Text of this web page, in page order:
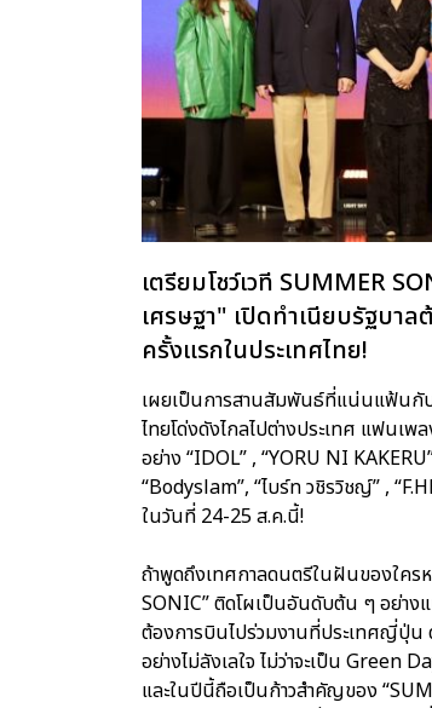
เตรียมโชว์เวที SUMMER
เศรษฐา" เปิดทําเนียบรัฐบา
ครั้งแรกในประเทศไทย!
เผยเป็นการสานสัมพันธ์ที่แน่นแฟ้นกั
ไทยโด่งดังไกลไปต่างประเทศ แฟนเ
อย่าง “IDOL” , “YORU NI
“Bodyslam”, “ไบร์ท วชิรวิชญ์” ,
ในวันที่ 24-25 ส.ค.นี้!
ถ้าพูดถึงเทศกาลดนตรีในฝันของใค
SONIC” ติดโผเป็นอันดับต้น ๆ อย่าง
ต้องการบินไปร่วมงานที่ประเทศญี่ปุ่น
อย่างไม่ลังเลใจ ไม่ว่าจะเป็น
และในปีนี้ถือเป็นก้าวสําคัญของ